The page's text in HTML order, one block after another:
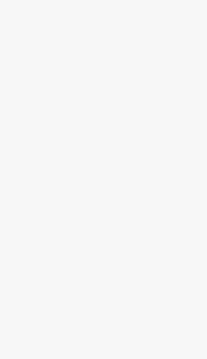
celów, ale osoba,
wobec
RODO, w przypadku gdy
umowy zawartej z
art. 21
z prawnie
W razie
do przetwarzania,